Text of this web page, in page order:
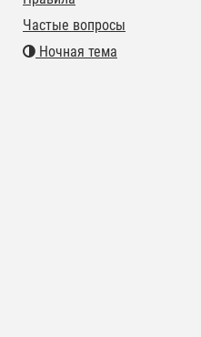
Частые вопросы
Ночная тема